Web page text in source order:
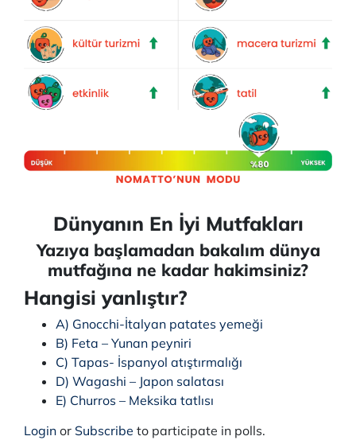
Dünyanın En İyi Mutfakları
Yazıya başlamadan bakalım dünya
mutfağına ne kadar hakimsiniz?
Hangisi yanlıştır?
A) Gnocchi-İtalyan patates yemeği
B) Feta – Yunan peyniri
C) Tapas- İspanyol atıştırmalığı
D) Wagashi – Japon salatası
E) Churros – Meksika tatlısı
Login or Subscribe to participate in polls.